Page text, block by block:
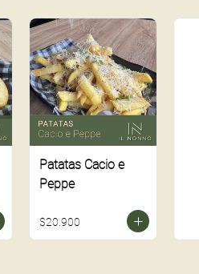
Patatas Cacio e
Peppe
$20.900